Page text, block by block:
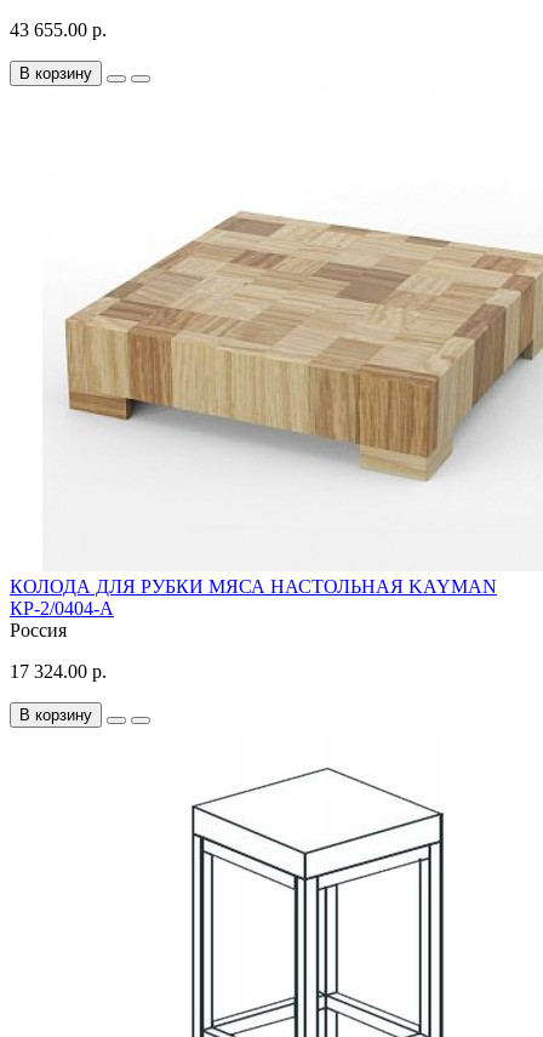
43 655.00 р.
В корзину
КОЛОДА ДЛЯ РУБКИ МЯСА НАСТОЛЬНАЯ KAYMAN
КР-2/0404-А
Россия
17 324.00 р.
В корзину